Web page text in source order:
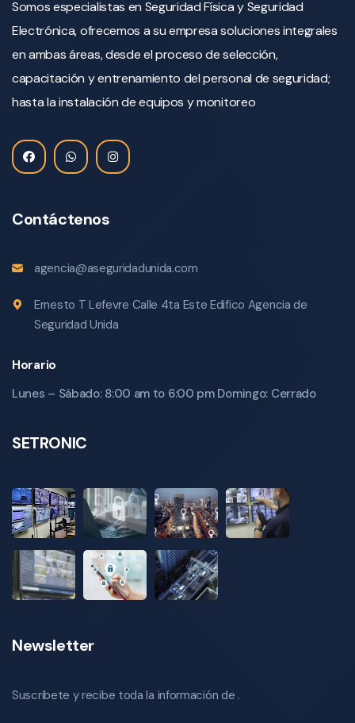
Somos especialistas en Seguridad Física y Seguridad
Electrónica, ofrecemos a su empresa soluciones integrales
en ambas áreas, desde el proceso de selección,
capacitación y entrenamiento del personal de seguridad;
hasta la instalación de equipos y monitoreo
Contáctenos
agencia@aseguridadunida.com
Ernesto T Lefevre Calle 4ta Este Edifico Agencia de
Seguridad Unida
Horario
Lunes – Sábado: 8:00 am to 6:00 pm Domingo: Cerrado
SETRONIC
Newsletter
Suscribete y recibe toda la información de .